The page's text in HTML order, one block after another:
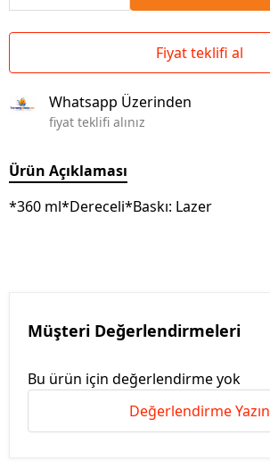
Fiyat teklifi al
Whatsapp Üzerinden
fiyat teklifi alınız
Ürün Açıklaması
*360 ml*Dereceli*Baskı: Lazer
Müşteri Değerlendirmeleri
Bu ürün için değerlendirme yok
Değerlendirme Yazın